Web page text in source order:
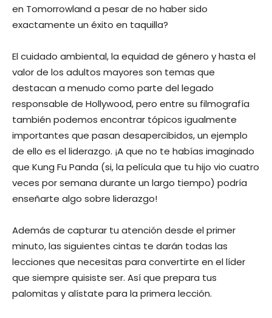
en Tomorrowland a pesar de no haber sido
exactamente un éxito en taquilla?
El cuidado ambiental, la equidad de género y hasta el
valor de los adultos mayores son temas que
destacan a menudo como parte del legado
responsable de Hollywood, pero entre su filmografía
también podemos encontrar tópicos igualmente
importantes que pasan desapercibidos, un ejemplo
de ello es el liderazgo. ¡A que no te habías imaginado
que Kung Fu Panda (si, la película que tu hijo vio cuatro
veces por semana durante un largo tiempo) podría
enseñarte algo sobre liderazgo!
Además de capturar tu atención desde el primer
minuto, las siguientes cintas te darán todas las
lecciones que necesitas para convertirte en el líder
que siempre quisiste ser. Así que prepara tus
palomitas y alístate para la primera lección.